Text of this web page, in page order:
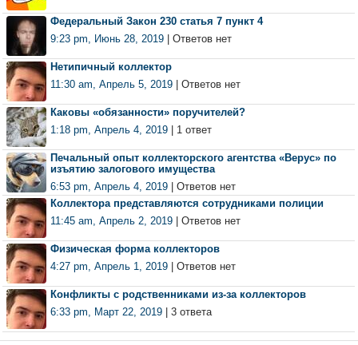
Федеральный Закон 230 статья 7 пункт 4
9:23 pm, Июнь 28, 2019 | Ответов нет
Нетипичный коллектор
11:30 am, Апрель 5, 2019 | Ответов нет
Каковы «обязанности» поручителей?
1:18 pm, Апрель 4, 2019 | 1 ответ
Печальный опыт коллекторского агентства «Верус» по
изъятию залогового имущества
6:53 pm, Апрель 4, 2019 | Ответов нет
Коллектора представляются сотрудниками полиции
11:45 am, Апрель 2, 2019 | Ответов нет
Физическая форма коллекторов
4:27 pm, Апрель 1, 2019 | Ответов нет
Конфликты с родственниками из-за коллекторов
6:33 pm, Март 22, 2019 | 3 ответа